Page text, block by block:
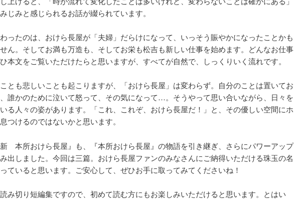
じみと感じられるお話が綴られています。
ったのは、おけら長屋が「夫婦」だらけになって、いっそう賑やかになったことかも
ん。そしてお満も万造も、そしてお栄も松吉も新しい仕事を始めます。どんなお仕事
本文をご覧いただけたらと思いますが、すべてが自然で、しっくりいく流れです。
とも悲しいことも起こりますが、「おけら長屋」は変わらず。自分のことは置いてお
誰かのために泣いて怒って、その気になって…。そうやって思い合いながら、日々を
る人々の姿があります。「これ、これぞ、おけら長屋だ！」と、その優しい空間にホ
つけるのではないかと思います。
本所おけら長屋』も、『本所おけら長屋』の物語を引き継ぎ、さらにパワーアップ
出しました。今回は三篇。おけら長屋ファンのみなさんにご納得いただける珠玉の名
ていると思います。ご安心して、ぜひお手に取ってみてくださいね！
み切り短編集ですので、初めて読む方にもお楽しみいただけると思います。とはい